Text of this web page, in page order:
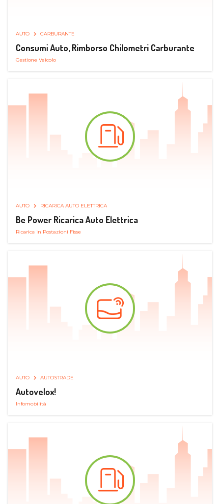
AUTO CARBURANTE
Consumi Auto, Rimborso Chilometri Carburante
Gestione Veicolo
AUTO RICARICA AUTO ELETTRICA
Be Power Ricarica Auto Elettrica
Ricarica in Postazioni Fisse
AUTO AUTOSTRADE
Autovelox!
Infomobilità